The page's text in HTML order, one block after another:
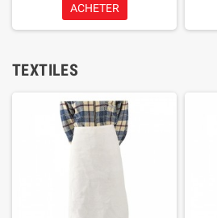
ACHETER
TEXTILES